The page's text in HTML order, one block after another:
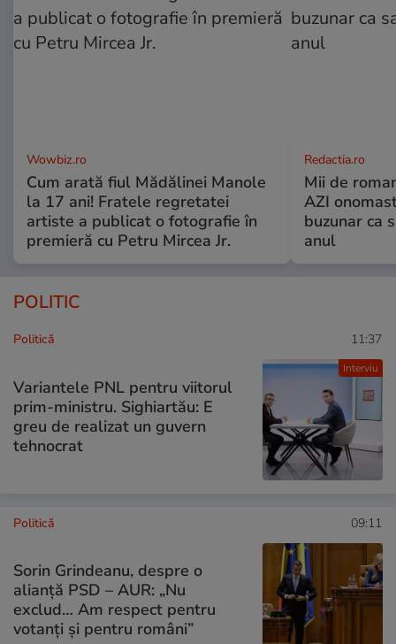
Wowbiz.ro
Cum arată fiul Mădălinei Manole
la 17 ani! Fratele regretatei
artiste a publicat o fotografie în
premieră cu Petru Mircea Jr.
Redactia.ro
Mii de
AZI
buzunar ca
anul
POLITIC
Interviu
Politică 11:37
Variantele PNL pentru viitorul
prim-ministru. Sighiartău: E
greu de realizat un guvern
tehnocrat
Politică 09:11
Sorin Grindeanu, despre o
alianță PSD – AUR: „Nu
exclud… Am respect pentru
votanți și pentru români”